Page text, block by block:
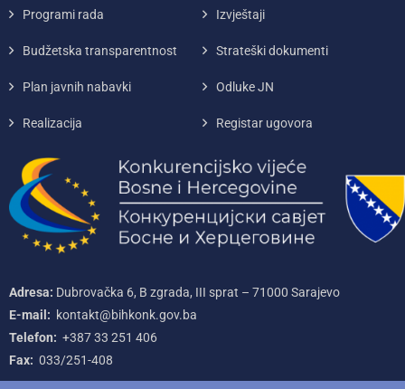
Programi rada Izvještaji
Budžetska transparentnost Strateški dokumenti
Plan javnih nabavki Odluke JN
Realizacija Registar ugovora
Adresa: Dubrovačka 6, B zgrada, III sprat – 71000‌ Sarajevo
E-mail: kontakt@bihkonk.gov.ba
Telefon: +387‌ 33‌ 251‌ 406
Fax: 033/251-408